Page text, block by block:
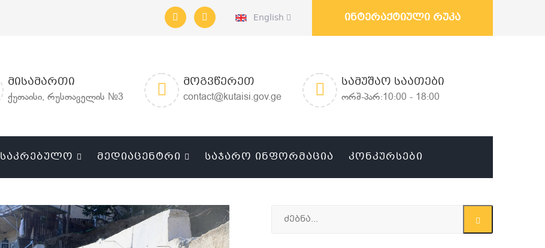
English ინტერაქტიული რუკა
ᲛᲘᲡᲐᲛᲐᲠᲗᲘ
ქუთაისი, რუსთაველის №3
ᲛᲝᲒᲕᲬᲔᲠᲔᲗ
contact@kutaisi.gov.ge
ᲡᲐᲛᲣᲨᲐᲝ ᲡᲐᲐᲗᲔᲑᲘ
ორშ-პარ:10:00 - 18:00
ᲡᲐᲙᲠᲔᲑᲣᲚᲝ ᲛᲔᲓᲘᲐᲪᲔᲜᲢᲠᲘ ᲡᲐᲯᲐᲠᲝ ᲘᲜᲤᲝᲠᲛᲐᲪᲘᲐ ᲙᲝᲜᲙᲣᲠᲡᲔᲑᲘ